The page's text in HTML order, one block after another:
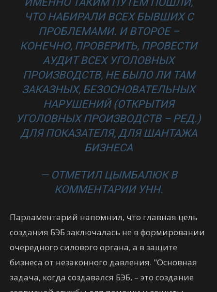
ЧТО НАБИРАЛИ ВСЕХ БЫВШИХ С
ПРОБЛЕМАМИ. И ВТОРОЕ –
КОНЕЧНО, ПРОВЕРИТЬ, ПРОВЕСТИ
АУДИТ ВСЕХ УГОЛОВНЫХ
ПРОИЗВОДСТВ, НЕ БЫЛО ЛИ ТАМ
ЗАКАЗНЫХ, БЕЗОСНОВАТЕЛЬНЫХ
НАРУШЕНИЙ (ОТКРЫТИЯ
УГОЛОВНЫХ ПРОИЗВОДСТВ – РЕД.)
ДЛЯ ПОКАЗАТЕЛЯ, ДЛЯ ШАНТАЖА
БИЗНЕСА
— ОТМЕТИЛ ЦЫМБАЛЮК В
КОММЕНТАРИИ УНН.
Парламентарий напомнил, что главная цель
создания БЭБ заключалась не в формировании
очередного силового органа, а в защите
бизнеса от незаконного давления. "Основная
задача, когда создавался БЭБ, – это создание